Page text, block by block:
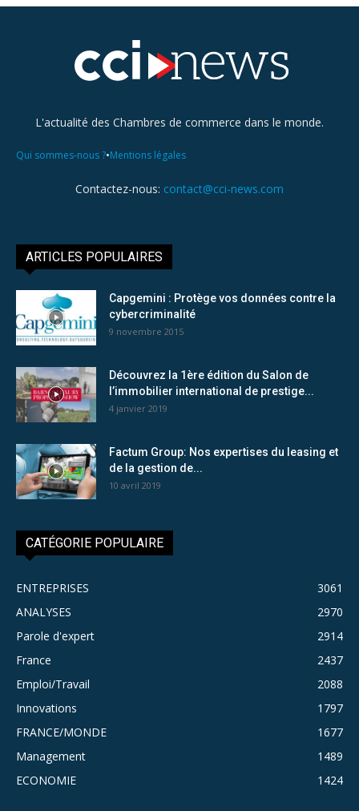
L'actualité des Chambres de commerce dans le monde.
Qui sommes-nous ?•Mentions légales
Contactez-nous: contact@cci-news.com
ARTICLES POPULAIRES
Capgemini : Protège vos données contre la
cybercriminalité
9 novembre 2015
Découvrez la 1ère édition du Salon de
l’immobilier international de prestige...
4 janvier 2019
Factum Group: Nos expertises du leasing et
de la gestion de...
10 avril 2019
CATÉGORIE POPULAIRE
ENTREPRISES
3061
ANALYSES
2970
Parole d'expert
2914
France
2437
Emploi/Travail
2088
Innovations
1797
FRANCE/MONDE
1677
Management
1489
ECONOMIE
1424